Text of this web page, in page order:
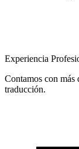
Experiencia
Contamos con más
traducción.